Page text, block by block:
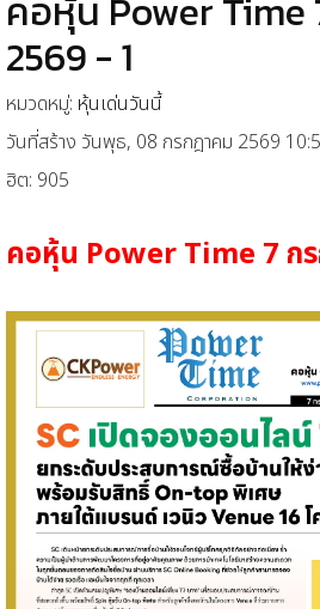
คอหุ้น Power Time
2569 - 1
หมวดหมู่: หุ้นเด่นวันนี้
วันที่สร้าง วันพุธ, 08 กรกฎาคม 2569
ฮิต: 905
คอหุ้น Power Time 7 ก